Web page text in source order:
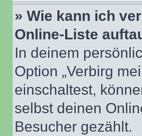
» Wie kann ich
Online-Liste
In deinem
Option „Verbirg
einschaltest,
selbst deinen
Besucher gezählt.